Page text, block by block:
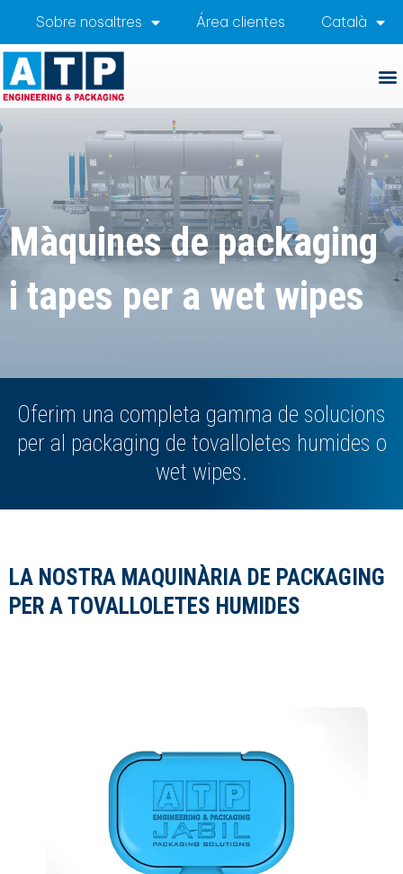
Sobre nosaltres Área clientes Català
Màquines de packaging
i tapes per a wet wipes
Oferim una completa gamma de solucions
per al packaging de tovalloletes humides o
wet wipes.
LA NOSTRA MAQUINÀRIA DE PACKAGING
PER A TOVALLOLETES HUMIDES